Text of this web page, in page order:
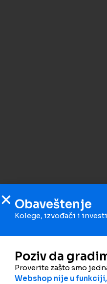
Obaveštenje
Kolege, izvođači i
Poziv da
Proverite zašto smo
Webshop nije u